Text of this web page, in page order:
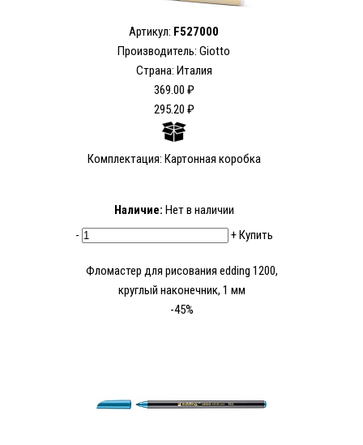
Артикул: F527000
Производитель: Giotto
Страна: Италия
369.00 ₽
295.20 ₽
Комплектация: Картонная коробка
Наличие: Нет в наличии
-
+Купить
Фломастер для рисования edding 1200,
круглый наконечник, 1 мм
-45%